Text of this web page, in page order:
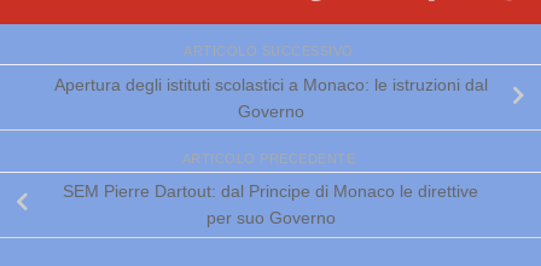
ARTICOLO SUCCESSIVO
Apertura degli istituti scolastici a Monaco: le istruzioni dal
Governo
ARTICOLO PRECEDENTE
SEM Pierre Dartout: dal Principe di Monaco le direttive
per suo Governo